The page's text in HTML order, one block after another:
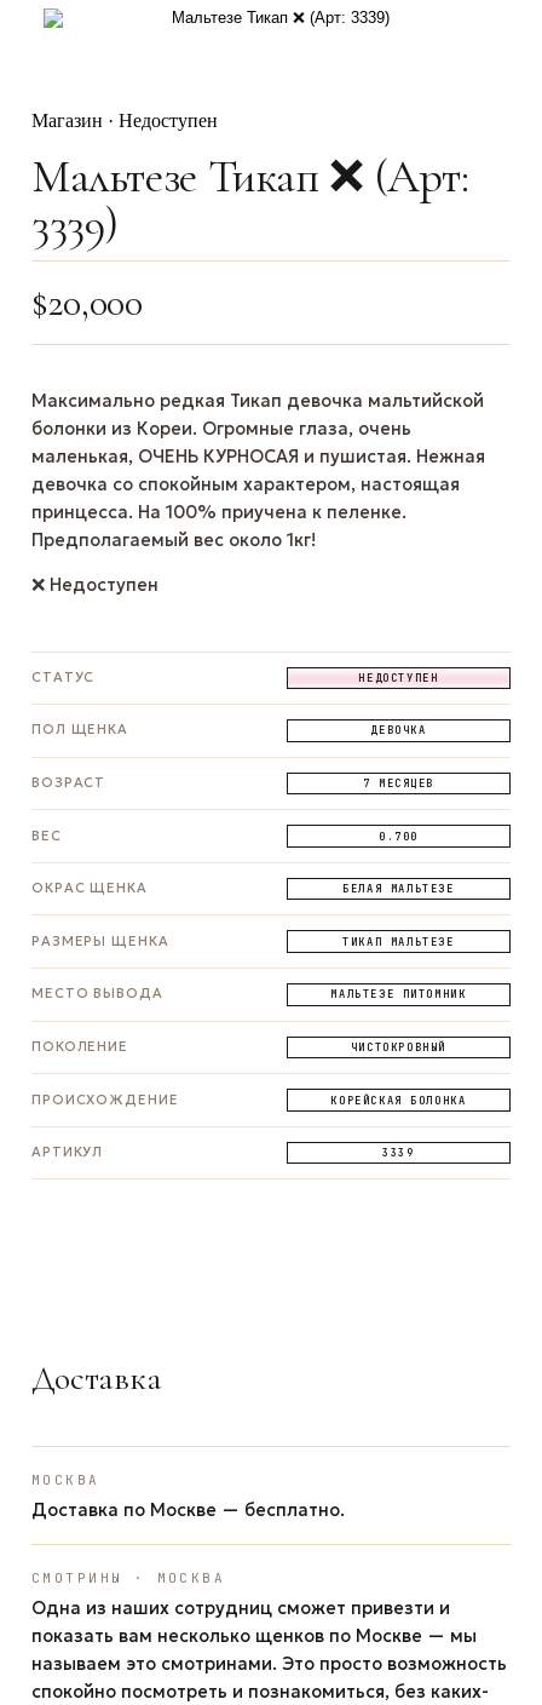
Магазин · Недоступен
Мальтезе Тикап ❌ (Арт:
3339)
$20,000
Максимально редкая Тикап девочка мальтийской
болонки из Кореи. Огромные глаза, очень
маленькая, ОЧЕНЬ КУРНОСАЯ и пушистая. Нежная
девочка со спокойным характером, настоящая
принцесса. На 100% приучена к пеленке.
Предполагаемый вес около 1кг!
❌ Недоступен
СТАТУС НЕДОСТУПЕН
ПОЛ ЩЕНКА ДЕВОЧКА
ВОЗРАСТ 7 МЕСЯЦЕВ
ВЕС 0.700
ОКРАС ЩЕНКА БЕЛАЯ МАЛЬТЕЗЕ
РАЗМЕРЫ ЩЕНКА ТИКАП МАЛЬТЕЗЕ
МЕСТО ВЫВОДА МАЛЬТЕЗЕ ПИТОМНИК
ПОКОЛЕНИЕ ЧИСТОКРОВНЫЙ
ПРОИСХОЖДЕНИЕ КОРЕЙСКАЯ БОЛОНКА
АРТИКУЛ 3339
Доставка
МОСКВА
Доставка по Москве — бесплатно.
СМОТРИНЫ · МОСКВА
Одна из наших сотрудниц сможет привезти и
показать вам несколько щенков по Москве — мы
называем это смотринами. Это просто возможность
спокойно посмотреть и познакомиться, без каких-